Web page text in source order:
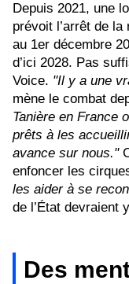
Depuis 2021, une
prévoit l’arrêt de
au 1er décembre
d’ici 2028. Pas
Voice. "Il y a une
mène le combat
Tanière en France
prêts à les
avance sur nous."
enfoncer les
les aider à se
de l’État devraient
Des